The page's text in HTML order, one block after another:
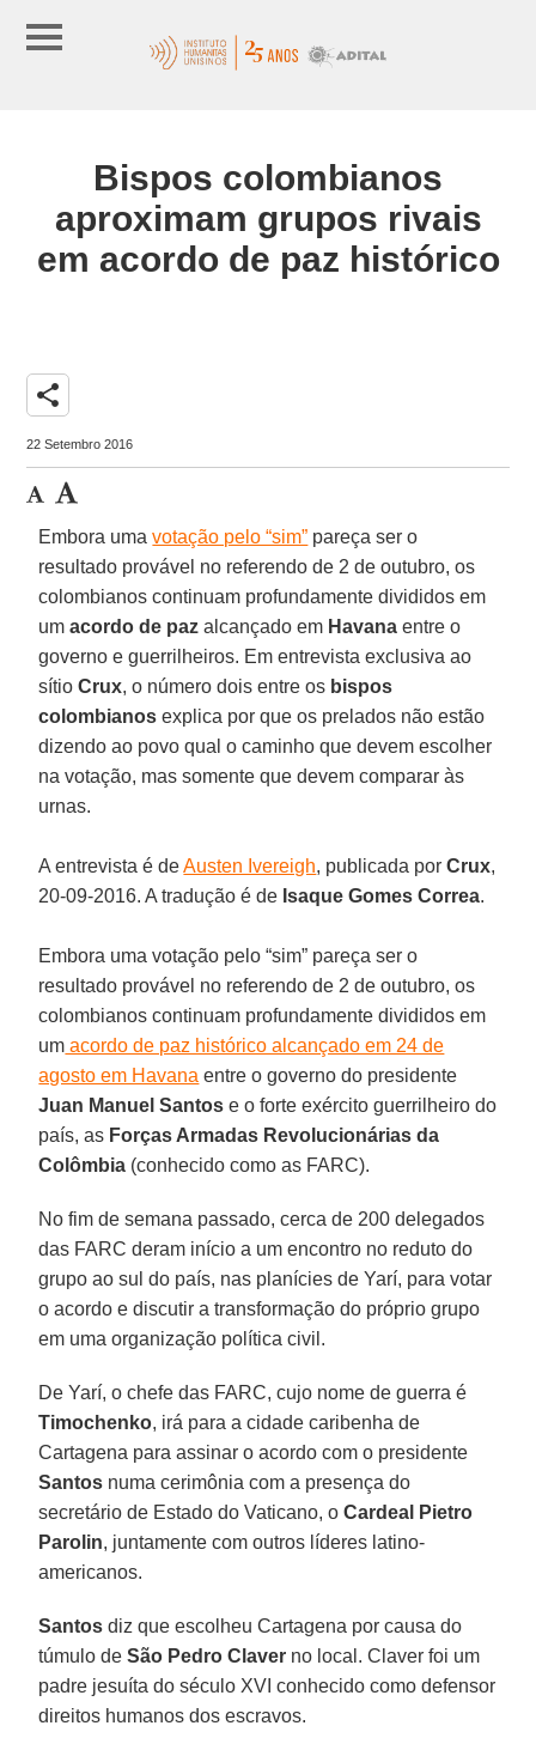
Bispos colombianos
aproximam grupos rivais
em acordo de paz histórico
share
22 Setembro 2016
Embora umavotação pelo “sim” pareça ser o
resultado provável no referendo de 2 de outubro, os
colombianos continuam profundamente divididos em
umacordo de paz alcançado em Havana entre o
governo e guerrilheiros. Em entrevista exclusiva ao
sítioCrux, o número dois entre os bispos
colombianos explica por que os prelados não estão
dizendo ao povo qual o caminho que devem escolher
na votação, mas somente que devem comparar às
urnas.
A entrevista é deAusten Ivereigh, publicada porCrux,
20-09-2016. A tradução é de Isaque Gomes Correa.
Embora uma votação pelo “sim” pareça ser o
resultado provável no referendo de 2 de outubro, os
colombianos continuam profundamente divididos em
um acordo de paz histórico alcançado em 24 de
agosto em Havana entre o governo do presidente
Juan Manuel Santos e o forte exército guerrilheiro do
país, as Forças Armadas Revolucionárias da
Colômbia (conhecido como as FARC).
No fim de semana passado, cerca de 200 delegados
das FARC deram início a um encontro no reduto do
grupo ao sul do país, nas planícies de Yarí, para votar
o acordo e discutir a transformação do próprio grupo
em uma organização política civil.
De Yarí, o chefe das FARC, cujo nome de guerra é
Timochenko, irá para a cidade caribenha de
Cartagena para assinar o acordo com o presidente
Santos numa cerimônia com a presença do
secretário de Estado do Vaticano, o Cardeal Pietro
Parolin, juntamente com outros líderes latino-
americanos.
Santos diz que escolheu Cartagena por causa do
túmulo de São Pedro Claver no local. Claver foi um
padre jesuíta do século XVI conhecido como defensor
direitos humanos dos escravos.